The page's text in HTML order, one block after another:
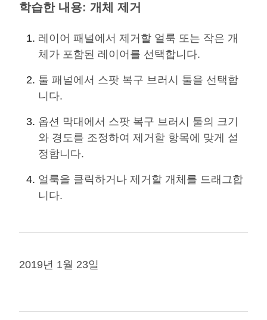
학습한 내용: 개체 제거
레이어 패널에서 제거할 얼룩 또는 작은 개
체가 포함된 레이어를 선택합니다.
툴 패널에서 스팟 복구 브러시 툴을 선택합
니다.
옵션 막대에서 스팟 복구 브러시 툴의 크기
와 경도를 조정하여 제거할 항목에 맞게 설
정합니다.
얼룩을 클릭하거나 제거할 개체를 드래그합
니다.
2019년 1월 23일